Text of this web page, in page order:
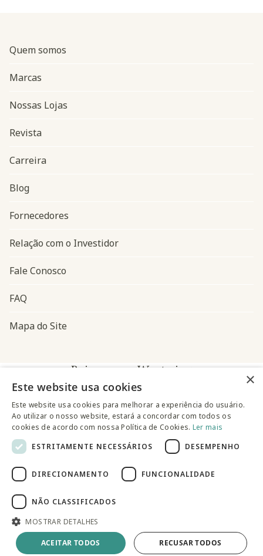
Navegação do rodapé
Quem somos
Marcas
Nossas Lojas
Revista
Carreira
Blog
Fornecedores
Relação com o Investidor
Fale Conosco
FAQ
Mapa do Site
Baixe o app Westwing
@westwingbr
Somos uma empresa certificada
© 2025 Westwing Comércio Varejista S.A WESTWING
COMÉRCIO VAREJISTA S.A CNPJ: 14.776.142/0001-50 Endereço:
Av. Queiroz Filho, 1700 - Torre A 5° andar - Vila Hamburguesa -
São Paulo
×
Este website usa cookies
Este website usa cookies para melhorar a experiência do usuário.
Ao utilizar o nosso website, estará a concordar com todos os
cookies de acordo com nossa Política de Cookies. Ler mais
ESTRITAMENTE NECESSÁRIOS
DESEMPENHO
DIRECIONAMENTO FUNCIONALIDADE
NÃO CLASSIFICADOS
MOSTRAR DETALHES
ACEITAR TODOS RECUSAR TODOS